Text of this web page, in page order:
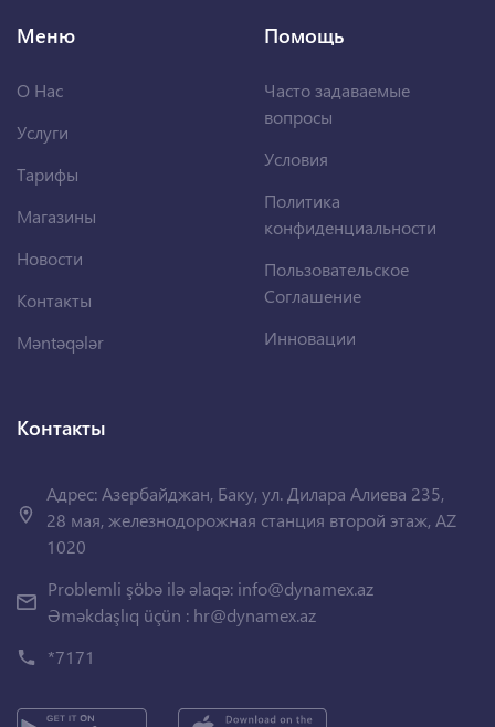
Меню
О Нас
Услуги
Тарифы
Магазины
Новости
Контакты
Məntəqələr
Помощь
Часто задаваемые
вопросы
Условия
Политика
конфиденциальности
Пользовательское
Соглашение
Инновации
Контакты
Адрес: Азербайджан, Баку, ул. Дилара Алиева 235,
28 мая, железнодорожная станция второй этаж, AZ
1020
Problemli şöbə ilə əlaqə: info@dynamex.az
Əməkdaşlıq üçün : hr@dynamex.az
*7171